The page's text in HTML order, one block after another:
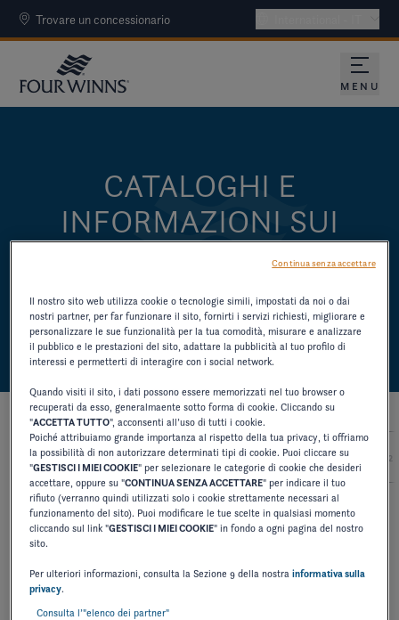
Trovare un concessionario
MENU
CATALOGHI E
INFORMAZIONI SUI
PRODOTTI
SUI MODELLI PIÙ VECCHI.
2027 2026 2025 2024
MANUALE D'USO
QUEST
SCARICARE
Il nostro sito web utilizza cookie o tecnologie simili, impostati da noi o dai
nostri partner, per far funzionare il sito, fornirti i servizi richiesti, migliorare e
personalizzare le sue funzionalità per la tua comodità, misurare e analizzare
il pubblico e le prestazioni del sito, adattare la pubblicità al tuo profilo di
interessi e permetterti di interagire con i social network.
Quando visiti il sito, i dati possono essere memorizzati nel tuo browser o
recuperati da esso, generalmaente sotto forma di cookie. Cliccando su
"ACCETTA TUTTO", acconsenti all’uso di tutti i cookie.
Poiché attribuiamo grande importanza al rispetto della tua privacy, ti offriamo
la possibilità di non autorizzare determinati tipi di cookie. Puoi cliccare su
"GESTISCI I MIEI COOKIE" per selezionare le categorie di cookie che desideri
accettare, oppure su "CONTINUA SENZA ACCETTARE" per indicare il tuo
rifiuto (verranno quindi utilizzati solo i cookie strettamente necessari al
funzionamento del sito). Puoi modificare le tue scelte in qualsiasi momento
cliccando sul link "GESTISCI I MIEI COOKIE" in fondo a ogni pagina del nostro
sito.
Per ulteriori informazioni, consulta la Sezione 9 della nostrainformativa sulla
privacy.
Consulta l’"elenco dei partner"
Continua senza accettare